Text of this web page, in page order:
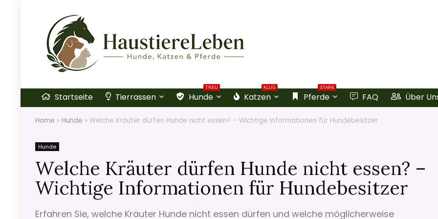
Startseite Tierrassen
TREU
Hunde
KLUG
Katzen
STARK
Pferde FAQ Über
Home » Hunde » Welche Kräuter dürfen Hunde nicht essen? – Wichtige Informationen für Hundebesitzer
Hunde
Welche Kräuter dürfen Hunde nicht essen? –
Wichtige Informationen für Hundebesitzer
Erfahren Sie, welche Kräuter Hunde nicht essen dürfen und welche möglicherweise